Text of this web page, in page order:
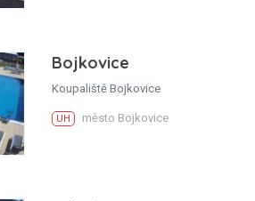
Bojkovice
Koupaliště Bojkovice
UH město Bojkovice